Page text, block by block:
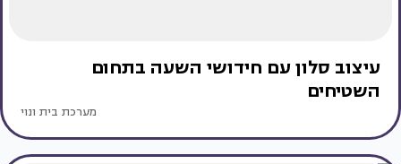
עיצוב סלון עם חידושי השעה בתחום
השטיחים
מערכת בית ונוי